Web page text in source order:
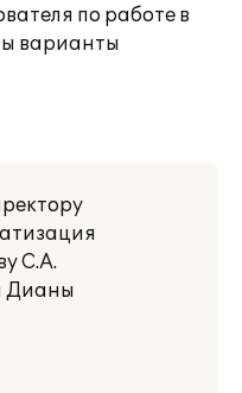
по работе в
варианты
С.А.
Дианы